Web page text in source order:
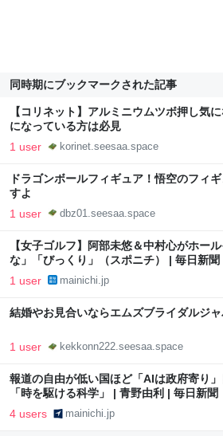
同時期にブックマークされた記事
【コリネット】アルミニウムツボ押し気
になっている方は必見
1 user korinet.seesaa.space
ドラゴンボールフィギュア！悟空のフィ
すよ
1 user dbz01.seesaa.space
【女子ゴルフ】阿部未悠＆中村心がホー
な」「びっくり」（スポニチ） | 毎日新聞
1 user mainichi.jp
結婚やお見合いならエムズブライダルジ
1 user kekkonn222.seesaa.space
報道の自由が低い国ほど「AIは政府寄り
「時を駆ける科学」 | 青野由利 | 毎日新聞
4 users mainichi.jp